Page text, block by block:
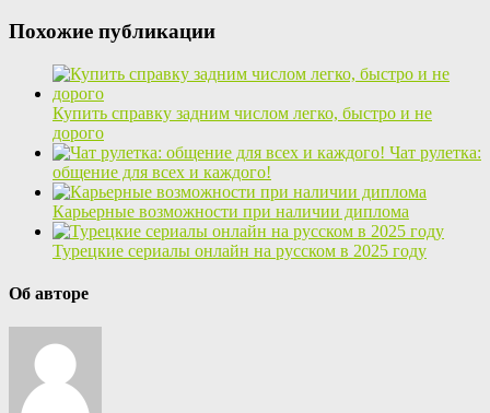
Похожие публикации
Купить справку задним числом легко, быстро и не
дорого
Чат рулетка:
общение для всех и каждого!
Карьерные возможности при наличии диплома
Турецкие сериалы онлайн на русском в 2025 году
Об авторе